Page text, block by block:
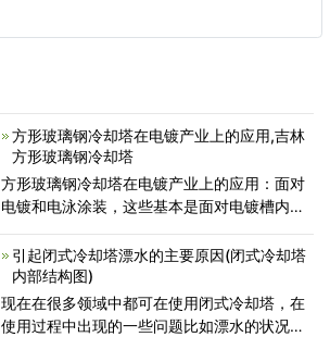
方形玻璃钢冷却塔在电镀产业上的应用,吉林
方形玻璃钢冷却塔
方形玻璃钢冷却塔在电镀产业上的应用：面对
电镀和电泳涂装，这些基本是面对电镀槽内的
以及冷水机?一般冷却的方式分为②种，直接
冷却方式以及间接
引起闭式冷却塔漂水的主要原因(闭式冷却塔
内部结构图)
现在在很多领域中都可在使用闭式冷却塔，在
使用过程中出现的一些问题比如漂水的状况。